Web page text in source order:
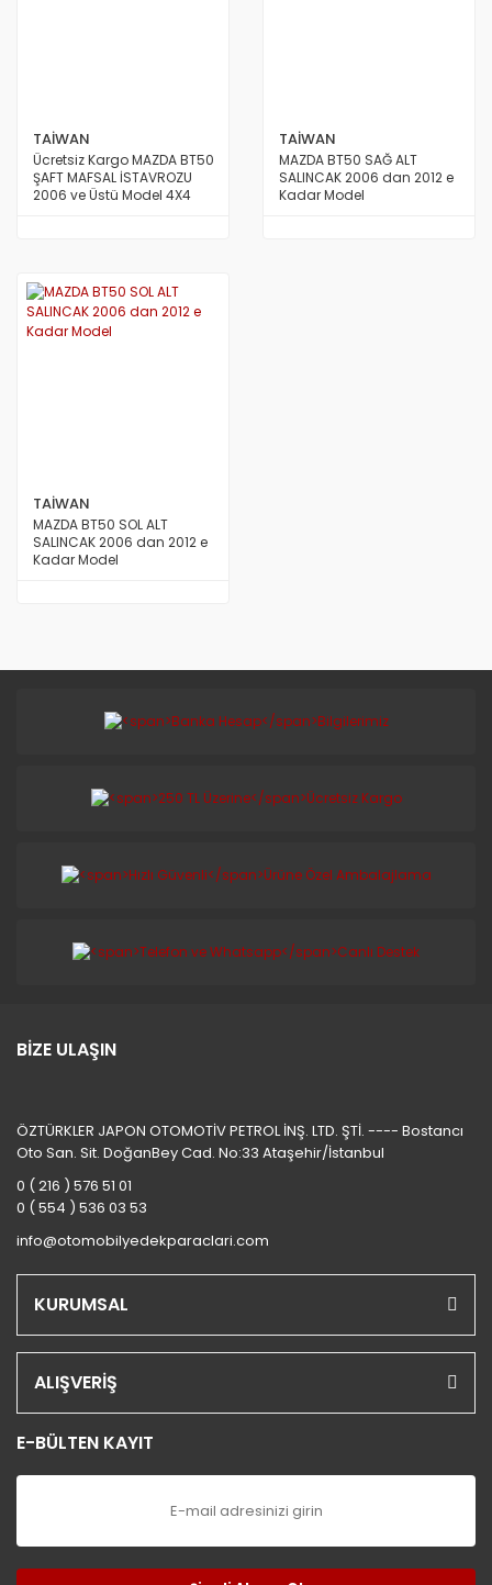
TAİWAN
Ücretsiz Kargo MAZDA BT50
ŞAFT MAFSAL İSTAVROZU
2006 ve Üstü Model 4X4
TAİWAN
MAZDA BT50 SAĞ ALT
SALINCAK 2006 dan 2012 e
Kadar Model
TAİWAN
MAZDA BT50 SOL ALT
SALINCAK 2006 dan 2012 e
Kadar Model
BİZE ULAŞIN
ÖZTÜRKLER JAPON OTOMOTİV PETROL İNŞ. LTD. ŞTİ. ---- Bostancı
Oto San. Sit. DoğanBey Cad. No:33 Ataşehir/İstanbul
0 ( 216 ) 576 51 01
0 ( 554 ) 536 03 53
info@otomobilyedekparaclari.com
KURUMSAL
ALIŞVERİŞ
E-BÜLTEN KAYIT